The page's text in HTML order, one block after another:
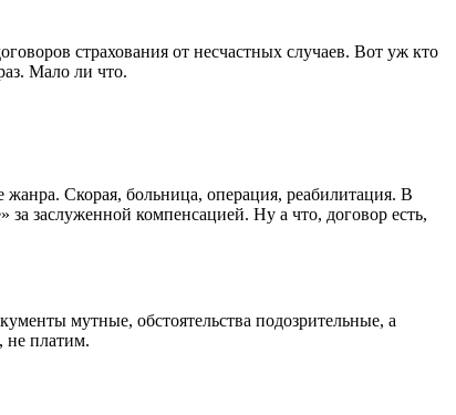
страхования от несчастных случаев. Вот уж кто
Мало ли что.
Скорая, больница, операция, реабилитация. В
заслуженной компенсацией. Ну а что, договор есть,
мутные, обстоятельства подозрительные, а
не платим.